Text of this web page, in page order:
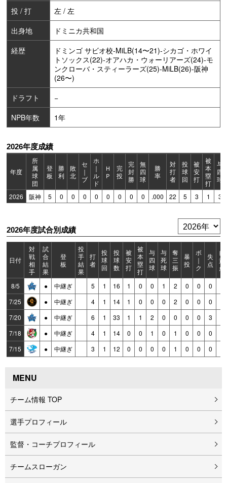
投 / 打
左 / 左
出身地
ドミニカ共和国
経歴
ドミンゴ サビオ校-MiLB(14〜21)-シカゴ・ホワイ
トソックス(22)-オアハカ・ウォーリアーズ(24)-モ
ンクローバ・スティーラーズ(25)-MiLB(26)-阪神
(26〜)
ドラフト
−
NPB年数
1年
2026年度成績
年度
所
属
球
団
登
板
勝
利
敗
北
セ
｜
ブ
ホ
｜
ル
ド
Ｈ
Ｐ
完
投
完
封
勝
無
四
球
勝
率
対
打
者
投
球
回
被
安
打
被
本
塁
打
与
四
球
2026
阪神 5 0 0 0 0 0 0 0 0 .000 22 5 3 1 3
2026年度試合別成績
日付
対
戦
相
手
試
合
結
果
登
板
投
手
結
果
打
者
投
球
回
投
球
数
被
安
打
被
本
塁
打
与
四
球
与
死
球
奪
三
振
暴
投
ボ
｜
ク
失
点
自
責
点
8/5 ● 中継ぎ 5 1 16 1 0 0 1 2 0 0 0
7/25
● 中継ぎ 4 1 14 1 0 0 0 2 0 0 0
7/20
● 中継ぎ 6 1 33 1 1 2 0 0 0 0 3
7/18
● 中継ぎ 4 1 14 0 0 1 0 1 0 0 0
7/15
● 中継ぎ 3 1 12 0 0 0 0 1 0 0 0
MENU
チーム情報 TOP
選手プロフィール
監督・コーチプロフィール
チームスローガン